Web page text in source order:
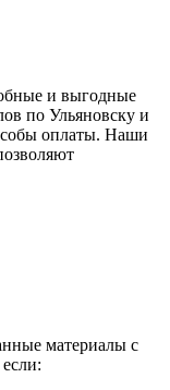
и выгодные
по Ульяновску и
оплаты. Наши
материалы с